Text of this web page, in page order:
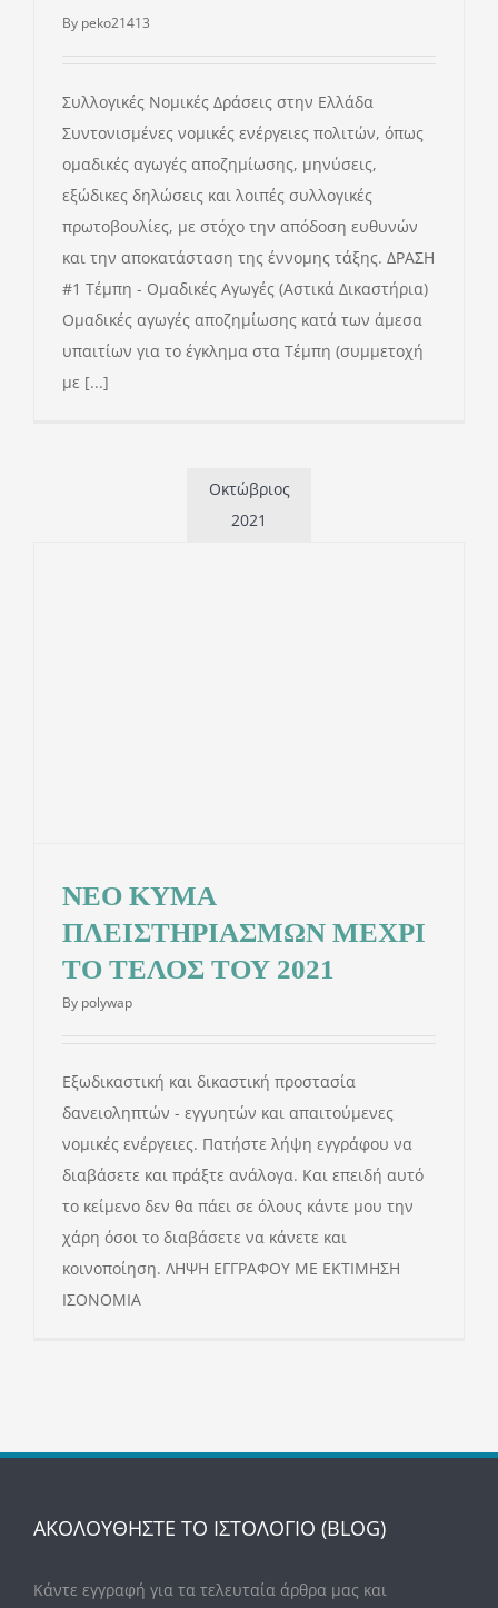
ΕΠΙΚΟΙΝΩΝΙΑ
By peko21413
Συλλογικές Νομικές Δράσεις στην Ελλάδα
Συντονισμένες νομικές ενέργειες πολιτών, όπως
ομαδικές αγωγές αποζημίωσης, μηνύσεις,
εξώδικες δηλώσεις και λοιπές συλλογικές
πρωτοβουλίες, με στόχο την απόδοση ευθυνών
και την αποκατάσταση της έννομης τάξης. ΔΡΑΣΗ
#1 Τέμπη - Ομαδικές Αγωγές (Αστικά Δικαστήρια)
Ομαδικές αγωγές αποζημίωσης κατά των άμεσα
υπαιτίων για το έγκλημα στα Τέμπη (συμμετοχή
με [...]
Οκτώβριος
2021
ΝΕΟ ΚΥΜΑ
ΠΛΕΙΣΤΗΡΙΑΣΜΩΝ ΜΕΧΡΙ
ΤΟ ΤΕΛΟΣ ΤΟΥ 2021
By polywap
Εξωδικαστική και δικαστική προστασία
δανειοληπτών - εγγυητών και απαιτούμενες
νομικές ενέργειες. Πατήστε λήψη εγγράφου να
διαβάσετε και πράξτε ανάλογα. Και επειδή αυτό
το κείμενο δεν θα πάει σε όλους κάντε μου την
χάρη όσοι το διαβάσετε να κάνετε και
κοινοποίηση. ΛΗΨΗ ΕΓΓΡΑΦΟΥ ΜΕ ΕΚΤΙΜΗΣΗ
ΙΣΟΝΟΜΙΑ
ΑΚΟΛΟΥΘΗΣΤΕ ΤΟ ΙΣΤΟΛΟΓΙΟ (BLOG)
Κάντε εγγραφή για τα τελευταία άρθρα μας και